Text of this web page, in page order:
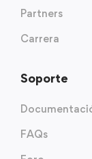
Partners
Carrera
Soporte
FAQs